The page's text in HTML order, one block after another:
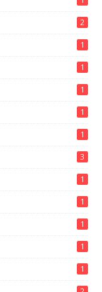
2
1
1
1
1
1
3
1
1
1
1
1